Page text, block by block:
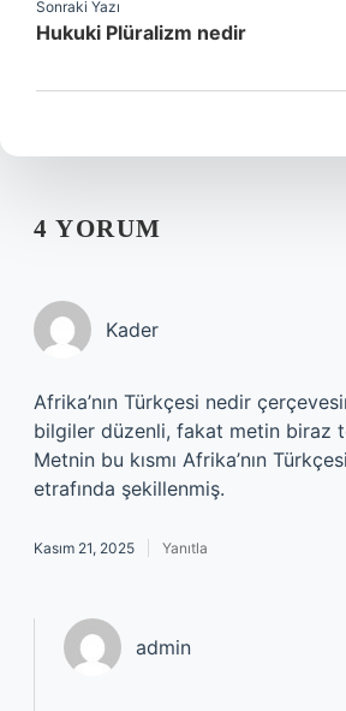
Sonraki Yazı
Hukuki Plüralizm nedir
4 YORUM
Kader
Afrika’nın Türkçesi nedir
bilgiler düzenli, fakat metin biraz
Metnin bu kısmı Afrika’nın
etrafında şekillenmiş.
Kasım 21, 2025 Yanıtla
admin